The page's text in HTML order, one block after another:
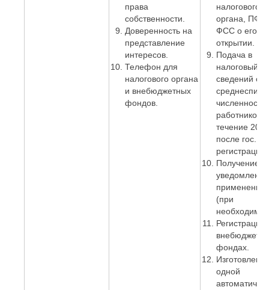
права
собственности.
Доверенность на
представление
интересов.
Телефон для
налогового органа
и внебюджетных
фондов.
налогового
органа, ПФР
ФСС о его
открытии.
Подача в
налоговый
сведений о
численности
работников.
течение 20
после гос.
Получение
(при
Регистрация
фондах.
одной